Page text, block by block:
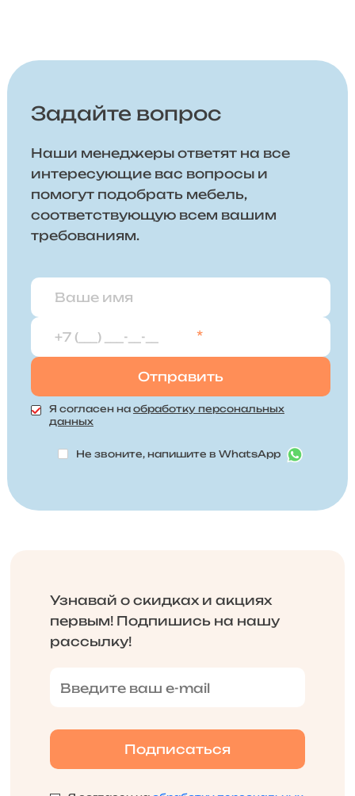
Задайте вопрос
Наши менеджеры ответят на все
интересующие вас вопросы и
помогут подобрать мебель,
соответствующую всем вашим
требованиям.
*
Я согласен на обработку персональных
данных
Не звоните, напишите в WhatsApp
Узнавай о скидках и акциях
первым! Подпишись на нашу
рассылку!